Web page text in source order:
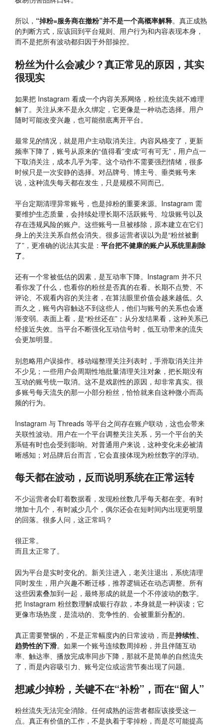
所以， “掉粉=服务商在撤粉”并不是一个高概率解释。真正成熟
的判断方式，应该回到平台规则、用户行为和内容表现本身，
而不是把所有波动都归因于外部操控。
粉丝为什么会减少？真正常见的原因，其实
很现实
如果把 Instagram 看成一个内容关系网络，粉丝流失就不难理
解了。关注从来不是永久绑定，它更像是一种动态选择。用户
随时可能改变兴趣，也可能彻底离开平台。
最常见的情况，就是用户主动取消关注。内容风格变了，更新
频率下降了，账号从原来的“值得看”变成“可有可无”，用户点一
下取消关注，成本几乎为零。这个动作不需要强烈情绪，很多
时候只是一次安静的选择。对品牌号、博主号、垂类账号来
说，这种流失每天都在发生，只是规模不同而已。
平台定期清理异常账号，也是掉粉的重要来源。Instagram 需
要维护生态质量，会持续处理长期不活跃账号、垃圾账号以及
存在违规风险的账户。这些账号一旦被移除，原本建立在它们
身上的关注关系自然会消失。很多运营者误以为是“粉丝被删
了”，更准确的说法其实是： 平台把不健康的账户从系统里剔除
了。
还有一个常被低估的因素，是互动率下降。Instagram 并不只
看你发了什么，也看你的粉丝是否真的在看。长期不点赞、不
评论、不观看内容的关注者，在算法眼里价值会越来越低。久
而久之，账号内容触达不到这些人，他们与账号的关系也会逐
渐变弱。表面上看，是“粉丝还在”；从分发结果看，这种关系已
经接近失效。当平台不断强化互动信号时，低互动带来的流失
会更加明显。
别忽略用户误操作。移动端整理关注列表时，手滑取消关注并
不少见；一些用户会周期性地批量清理关注对象，把长期没有
互动的账号统一取消。这不是戏剧性的原因，却非常真实。很
多账号每天流失的那一小部分粉丝，恰恰就来自这种微小而高
频的行为。
Instagram 与 Threads 等平台之间存在账户联动，这也会带来
关联性波动。用户在一个平台调整关注关系，另一个平台的关
系链有时也会受到影响。对普通用户来说，这种变化未必被清
晰感知；对品牌后台而言，它会直接体现为粉丝数字的浮动。
每天都在波动，反而说明系统在正常运转
不少运营者会盯着数据看，发现粉丝数几乎每天都在变。有时
增加十几个，有时减少几个，偶尔还会在短时间内出现更明显
的回落。很多人问，这正常吗？
很正常。
而且太正常了。
因为平台是实时变化的。新关注进入，老关注退出，系统清理
同时发生，用户兴趣不断迁移，推荐逻辑还在动态调整。所有
这些因素叠加到一起，最终形成的就是一个不停波动的数字。
把 Instagram 粉丝数理解成银行存款，本身就是一种误读；它
更像市场热度，是流动的、竞争性的、会被重新分配的。
真正需要警惕的，不是正常幅度内的日常波动，而是持续性、
趋势性的下滑。如果一个账号连续数周掉粉，并且伴随互动
率、触达率、播放完成率同步下降，那就不是简单的自然流失
了，而是内容吸引力、账号定位或运营节奏出现了问题。
想减少掉粉，关键不在“补粉”，而在“留人”
粉丝流失无法完全消除。任何成熟的运营者都应该接受这一
点。真正有价值的工作，不是执着于零掉粉，而是尽可能提高